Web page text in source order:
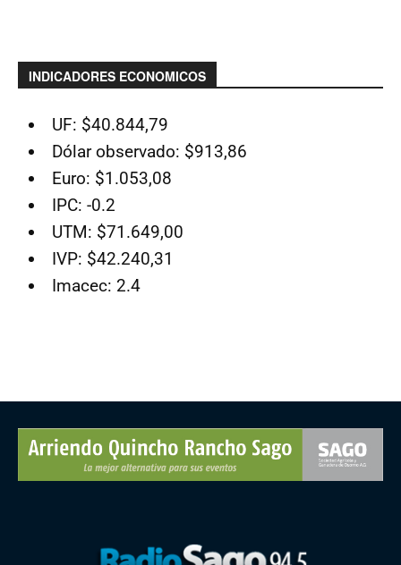
INDICADORES ECONOMICOS
UF: $40.844,79
Dólar observado: $913,86
Euro: $1.053,08
IPC: -0.2
UTM: $71.649,00
IVP: $42.240,31
Imacec: 2.4